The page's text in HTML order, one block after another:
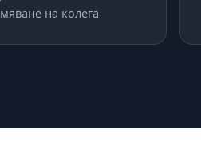
на колега.